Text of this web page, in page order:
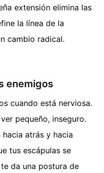
extensión elimina las
la línea de la
cambio radical.
enemigos
cuando está nerviosa.
pequeño, inseguro.
atrás y hacia
tus escápulas se
da una postura de